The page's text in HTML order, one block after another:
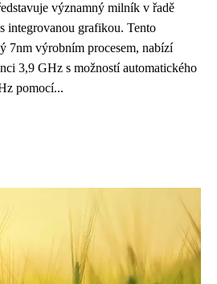
významný milník v řadě
integrovanou grafikou. Tento
7nm výrobním procesem, nabízí
3,9 GHz s možností automatického
pomocí...